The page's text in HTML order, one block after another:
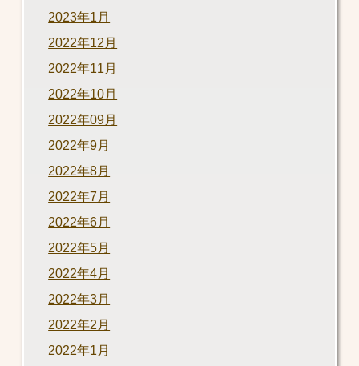
2023年1月
2022年12月
2022年11月
2022年10月
2022年09月
2022年9月
2022年8月
2022年7月
2022年6月
2022年5月
2022年4月
2022年3月
2022年2月
2022年1月